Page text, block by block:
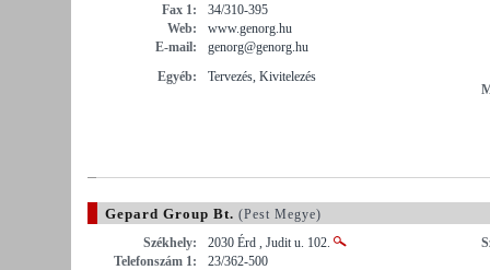
Fax 1:
34/310-395
Web:
www.genorg.hu
E-mail:
genorg@genorg.hu
Egyéb:
Tervezés, Kivitelezés
Gepard Group Bt. (Pest Megye)
Székhely:
2030 Érd , Judit u. 102.
Telefonszám 1:
23/362-500